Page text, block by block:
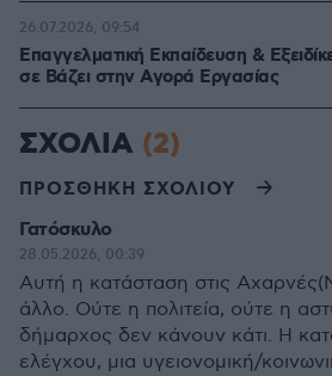
Επαγγελματική Εκπαίδευση &
σε Bάζει στην Aγορά Eργασίας
26.07.2026, 09:54
ΣΧΟΛΙΑ (2)
ΠΡΟΣΘΗΚΗ ΣΧΟΛΙΟΥ
Γατόσκυλο
28.05.2026, 00:39
Αυτή η κατάσταση στις
άλλο. Ούτε η πολιτεία, ούτε η
δήμαρχος δεν κάνουν κάτι. Η
ελέγχου, μια υγειονομική/